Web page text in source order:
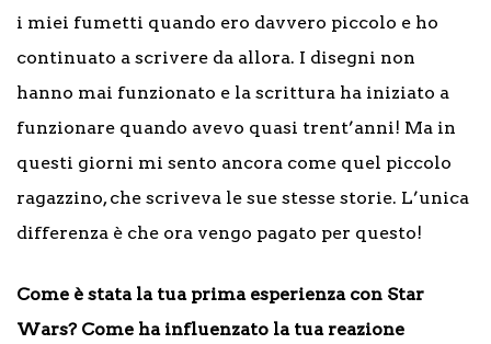
i miei fumetti quando ero davvero piccolo e ho
continuato a scrivere da allora. I disegni non
hanno mai funzionato e la scrittura ha iniziato a
funzionare quando avevo quasi trent’anni! Ma in
questi giorni mi sento ancora come quel piccolo
ragazzino, che scriveva le sue stesse storie. L’unica
differenza è che ora vengo pagato per questo!
Come è stata la tua prima esperienza con Star
Wars? Come ha influenzato la tua reazione